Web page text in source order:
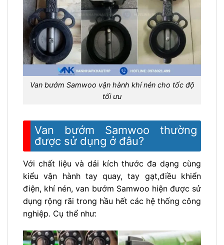
Van bướm Samwoo vận hành khí nén cho tốc độ
tối ưu
Van bướm Samwoo thường
được sử dụng ở đâu?
Với chất liệu và dải kích thước đa dạng cùng
kiểu vận hành tay quay, tay gạt,điều khiển
điện, khí nén, van bướm Samwoo hiện được sử
dụng rộng rãi trong hầu hết các hệ thống công
nghiệp. Cụ thể như: